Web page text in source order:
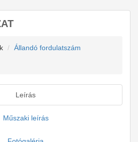
Állandó fordulatszám
Leírás
Műszaki leírás